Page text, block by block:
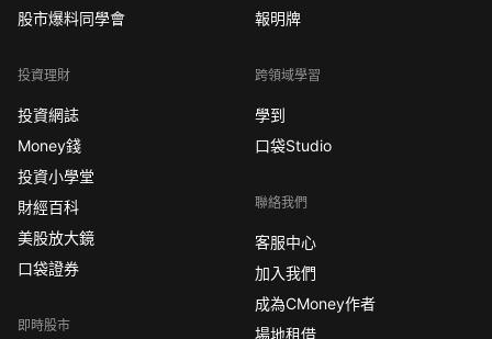
股市爆料同學會
投資理財
投資網誌
Money錢
投資小學堂
財經百科
美股放大鏡
口袋證券
即時股市
報明牌
跨領域學習
學到
口袋Studio
聯絡我們
客服中心
加入我們
成為CMoney作者
場地租借